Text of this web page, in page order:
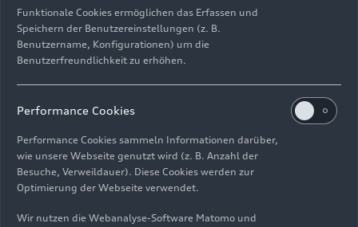
591 – 679
Stromverbrauch kombiniert in kWh/100 km
CO2-Emission kombiniert in g/km
0
CO2-Klasse
Funktionale Cookies ermöglichen das Erfassen und
Speichern der Benutzereinstellungen (z. B.
Benutzername, Konfigurationen) um die
Benutzerfreundlichkeit zu erhöhen.
Performance Cookies
Performance Cookies sammeln Informationen darüber,
wie unsere Webseite genutzt wird (z. B. Anzahl der
Besuche, Verweildauer). Diese Cookies werden zur
Optimierung der Webseite verwendet.
Wir nutzen die Webanalyse-Software Matomo und